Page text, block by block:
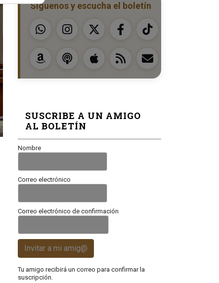
Síguenos y escucha el boletín
SUSCRIBE A UN AMIGO
AL BOLETÍN
Nombre
Correo electrónico
Correo electrónico de confirmación
Invitar a mi amig@
Tu amigo recibirá un correo para confirmar la
suscripción.